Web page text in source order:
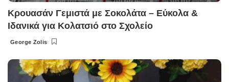
Κρουασάν Γεμιστά με Σοκολάτα – Εύκολα &
Ιδανικά για Κολατσιό στο Σχολείο
Posted
George Zolis